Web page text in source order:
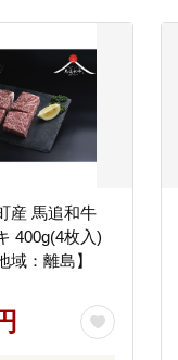
産 馬追和牛
400g(4枚入)
域：離島】